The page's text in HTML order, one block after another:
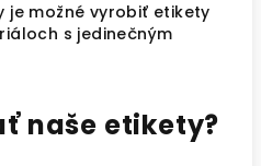
je možné vyrobiť etikety
s jedinečným
naše etikety?